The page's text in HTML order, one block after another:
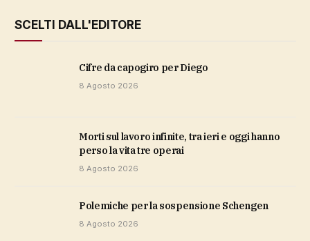
SCELTI DALL'EDITORE
cifre da capogiro per Diego
8 Agosto 2026
Morti sul lavoro infinite, tra ieri e oggi hanno
perso la vita tre operai
8 Agosto 2026
polemiche per la sospensione Schengen
8 Agosto 2026